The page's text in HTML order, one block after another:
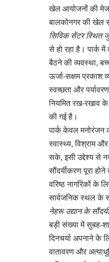
खेल आयोजनों की
बालकोनगर की खेल
सिविक सेंटर स्थित
से हो रहा है। पार्क में
बैठने की व्यवस्था,
ऊर्जा-सक्षम प्रकाश
स्वच्छता और
नियमित रख-रखाव के
की गई है।
पार्क केवल मनोरंजन
स्वास्थ्य, विश्राम
सके, इसी उद्देश्य से
सौंदर्यीकरण पूरा
वरिष्ठ नागरिकों के
सार्वजनिक स्थल के
नेहरू उद्यान के
बड़ी संख्या में सुबह-
दिनचर्या अपनाने के
वातावरण और